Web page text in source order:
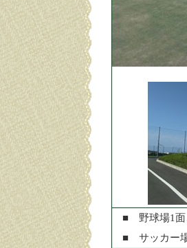
■ 野球場1面
■ サッカー場